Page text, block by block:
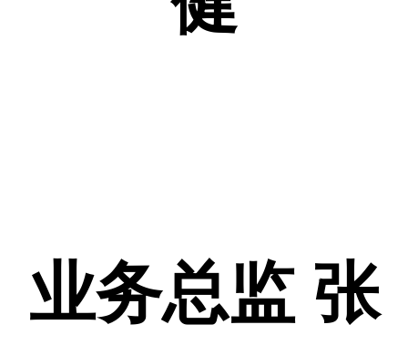
业务总监 张